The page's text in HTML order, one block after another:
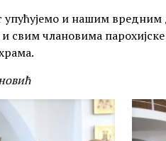
упућујемо и нашим вредним
и свим члановима